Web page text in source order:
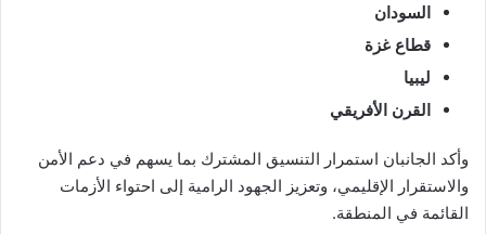
السودان
قطاع غزة
ليبيا
القرن الأفريقي
وأكد الجانبان استمرار التنسيق المشترك بما يسهم في دعم الأمن
والاستقرار الإقليمي، وتعزيز الجهود الرامية إلى احتواء الأزمات
القائمة في المنطقة.